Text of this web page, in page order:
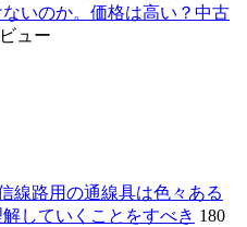
いのか。価格は高い？中古
ュー
線路用の通線具は色々ある
していくことをすべき 180